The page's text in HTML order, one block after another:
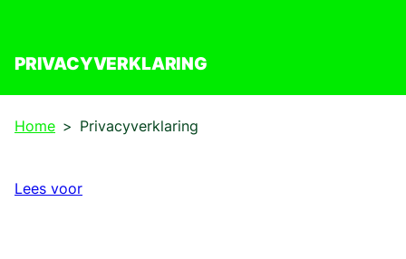
PRIVACYVERKLARING
Home Privacyverklaring
Lees voor